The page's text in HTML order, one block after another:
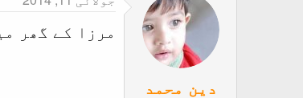
c
i
دین محمد
مرزا کے گھر